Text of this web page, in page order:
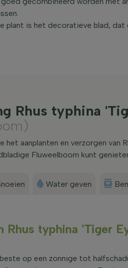
plant is het decoratieve blad,
Rhus typhina
het aanplanten en verzorgen
Fluweelboom kunt
Water geven
Rhus typhina 'Tiger
op een zonnige tot